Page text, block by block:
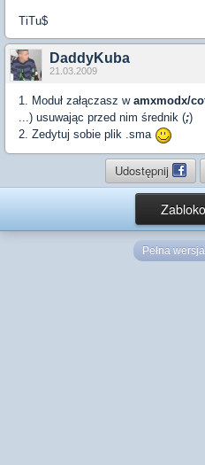
TiTu$
DaddyKuba
21.03.2009
1. Moduł załączasz w amxmodx/
...) usuwając przed nim średnik (;)
2. Zedytuj sobie plik .sma
Udostępnij
Pełna wersja